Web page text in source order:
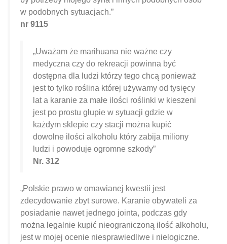
w podobnych sytuacjach.”
nr 9115
„Uważam że marihuana nie ważne czy
medyczna czy do rekreacji powinna być
dostępna dla ludzi którzy tego chcą ponieważ
jest to tylko roślina której używamy od tysięcy
lat a karanie za małe ilości roślinki w kieszeni
jest po prostu głupie w sytuacji gdzie w
każdym sklepie czy stacji można kupić
dowolne ilości alkoholu który zabija miliony
ludzi i powoduje ogromne szkody”
Nr. 312
„Polskie prawo w omawianej kwestii jest
zdecydowanie zbyt surowe. Karanie obywateli za
posiadanie nawet jednego jointa, podczas gdy
można legalnie kupić nieograniczoną ilość alkoholu,
jest w mojej ocenie niesprawiedliwe i nielogiczne.